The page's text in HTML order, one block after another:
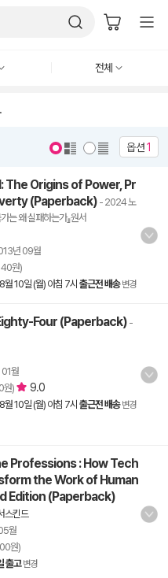
전체
옵션1
The Origins of Power, Pr
(Paperback) - 2024 노
는 왜 실패하는가』원서
년 09월
원)
8월 10일 (월) 아침 7시 출근전 배송 변경
Four (Paperback) -
월
원) 9.0
8월 10일 (월) 아침 7시 출근전 배송 변경
Professions : How Tech
the Work of Human
Edition (Paperback)
스킨드
월
원)
출고 변경